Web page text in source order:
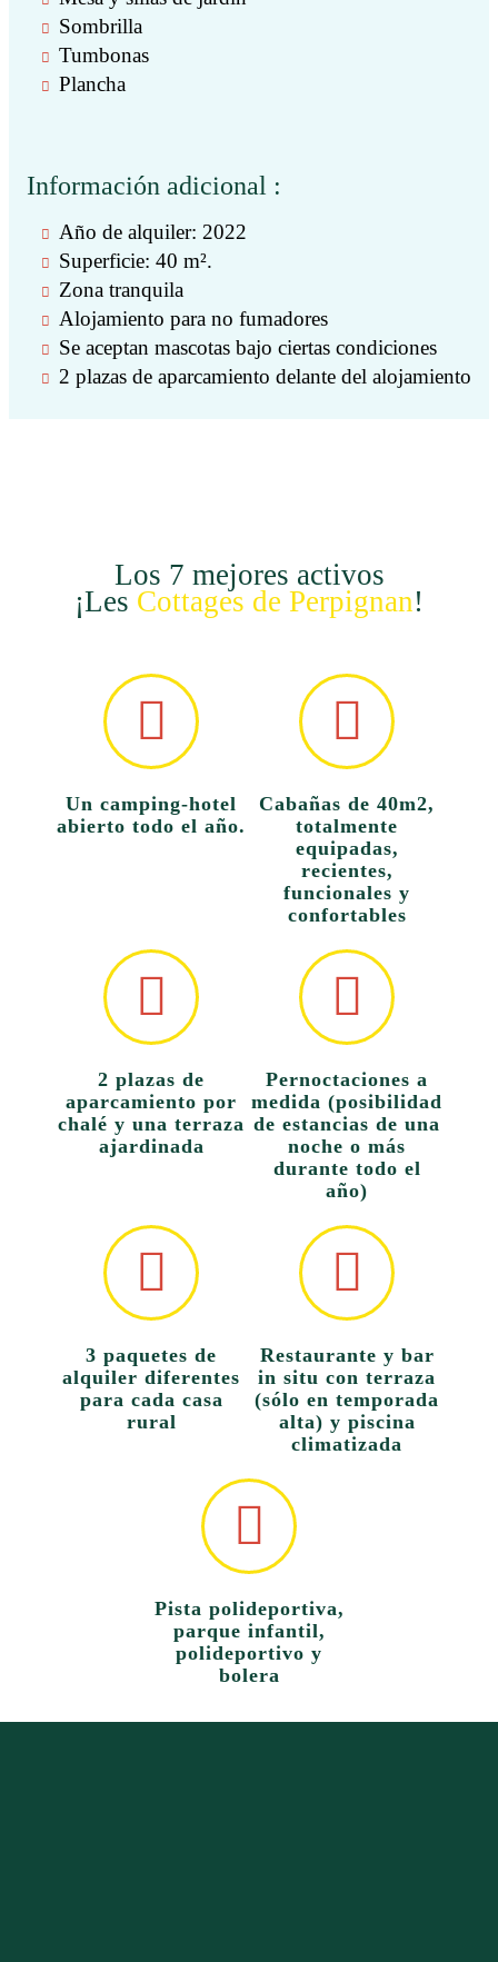
Sombrilla
Tumbonas
Plancha
Información adicional :
Año de alquiler: 2022
Superficie: 40 m².
Zona tranquila
Alojamiento para no fumadores
Se aceptan mascotas bajo ciertas condiciones
2 plazas de aparcamiento delante del alojamiento
Los 7 mejores activos
¡Les Cottages de Perpignan!
Un camping-hotel
abierto todo el año.
Cabañas de 40m2,
totalmente
equipadas,
recientes,
funcionales y
confortables
2 plazas de
aparcamiento por
chalé y una terraza
ajardinada
Pernoctaciones a
medida (posibilidad
de estancias de una
noche o más
durante todo el
año)
3 paquetes de
alquiler diferentes
para cada casa
rural
Restaurante y bar
in situ con terraza
(sólo en temporada
alta) y piscina
climatizada
Pista polideportiva,
parque infantil,
polideportivo y
bolera